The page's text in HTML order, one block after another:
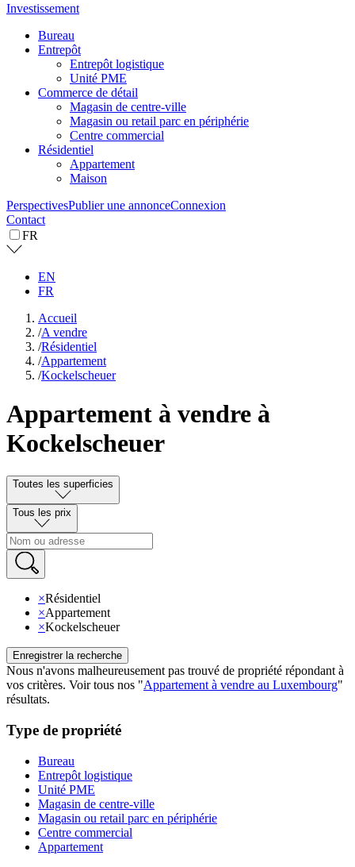
Investissement
Bureau
Entrepôt
Entrepôt logistique
Unité PME
Commerce de détail
Magasin de centre-ville
Magasin ou retail parc en périphérie
Centre commercial
Résidentiel
Appartement
Maison
PerspectivesPublier une annonceConnexion
Contact
FR
EN
FR
Accueil
/A vendre
/Résidentiel
/Appartement
/Kockelscheuer
Appartement à vendre à
Kockelscheuer
Toutes les superficies
Tous les prix
×Résidentiel
×Appartement
×Kockelscheuer
Enregistrer la recherche
Nous n'avons malheureusement pas trouvé de propriété répondant à
vos critères. Voir tous nos "Appartement à vendre au Luxembourg"
résultats.
Type de propriété
Bureau
Entrepôt logistique
Unité PME
Magasin de centre-ville
Magasin ou retail parc en périphérie
Centre commercial
Appartement